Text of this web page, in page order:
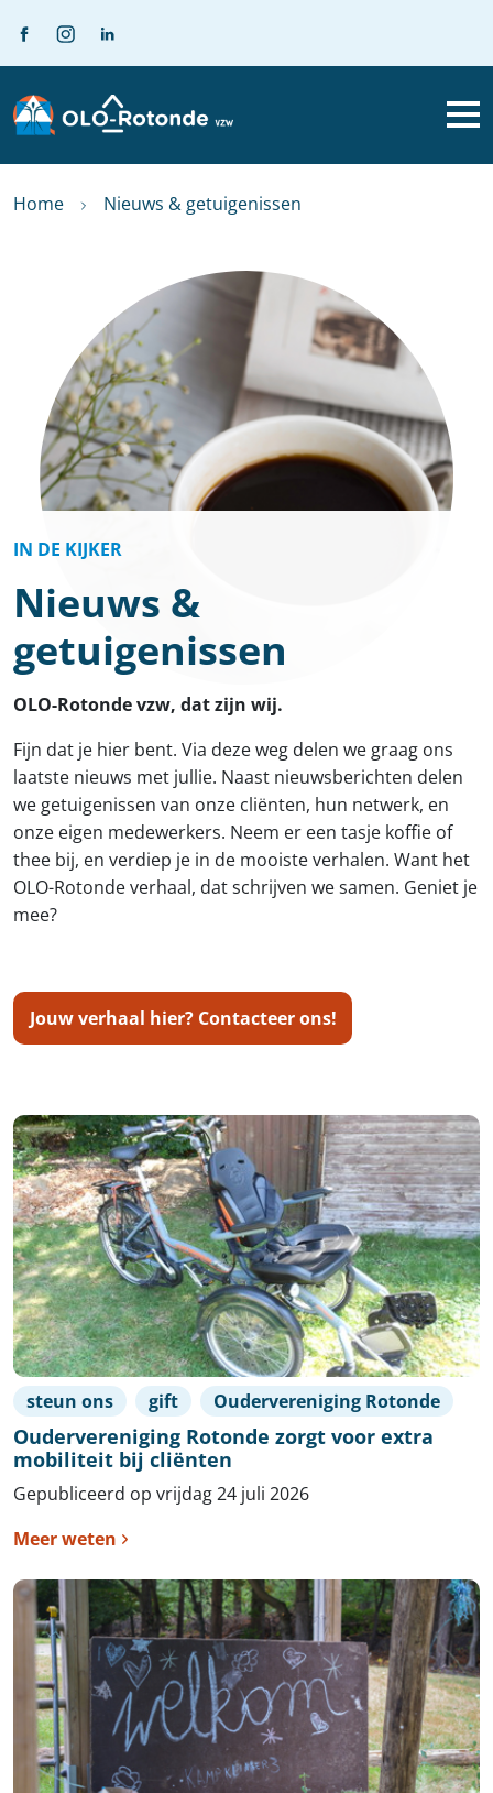
Home Nieuws & getuigenissen
IN DE KIJKER
Nieuws &
getuigenissen
OLO-Rotonde vzw, dat zijn wij.
Fijn dat je hier bent. Via deze weg delen we graag ons
laatste nieuws met jullie. Naast nieuwsberichten delen
we getuigenissen van onze cliënten, hun netwerk, en
onze eigen medewerkers. Neem er een tasje koffie of
thee bij, en verdiep je in de mooiste verhalen. Want het
OLO-Rotonde verhaal, dat schrijven we samen. Geniet je
mee?
Jouw verhaal hier? Contacteer ons!
steun ons gift Oudervereniging Rotonde
Oudervereniging Rotonde zorgt voor extra
mobiliteit bij cliënten
Gepubliceerd op vrijdag 24 juli 2026
Meer weten